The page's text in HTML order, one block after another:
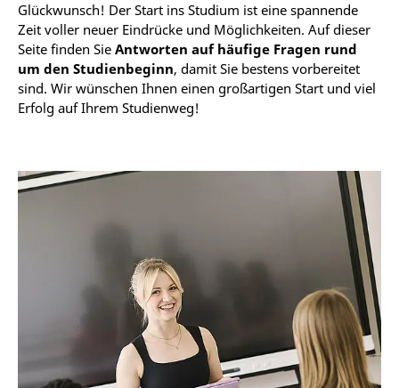
Glückwunsch! Der Start ins Studium ist eine spannende
Zeit voller neuer Eindrücke und Möglichkeiten. Auf dieser
Seite finden Sie Antworten auf häufige Fragen rund
um den Studienbeginn, damit Sie bestens vorbereitet
sind. Wir wünschen Ihnen einen großartigen Start und viel
Erfolg auf Ihrem Studienweg!